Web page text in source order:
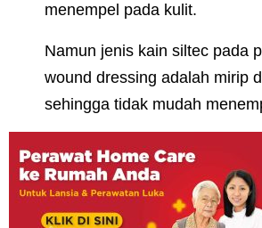
menempel pada kulit.
Namun jenis kain siltec pada
wound dressing adalah mirip
sehingga tidak mudah